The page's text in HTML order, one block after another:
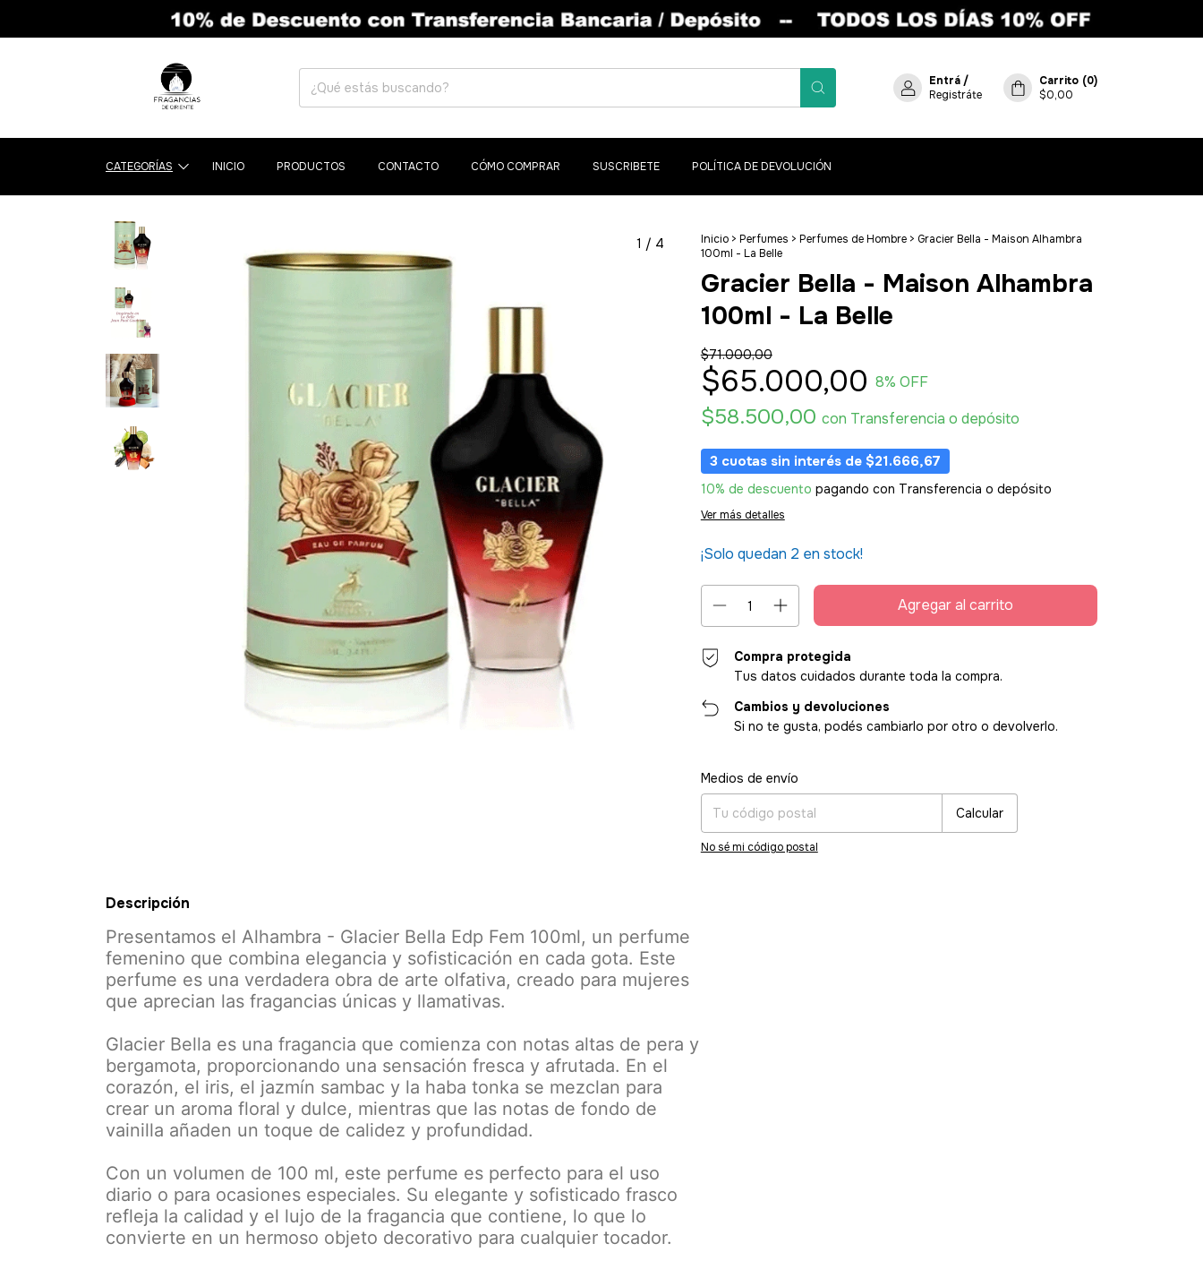
Entrá/
Registráte
Carrito (0)
$0,00
CATEGORÍAS INICIO PRODUCTOS CONTACTO CÓMO COMPRAR SUSCRIBETE POLÍTICA DE DEVOLUCIÓN
1 / 4 Inicio > Perfumes > Perfumes de Hombre > Gracier Bella - Maison Alhambra
100ml - La Belle
Gracier Bella - Maison Alhambra
100ml - La Belle
$71.000,00
$65.000,00 8% OFF
$58.500,00 con Transferencia o depósito
3 cuotas sin interés de $21.666,67
10% de descuento pagando con Transferencia o depósito
Ver más detalles
¡Solo quedan 2 en stock!
Compra protegida
Tus datos cuidados durante toda la compra.
Cambios y devoluciones
Si no te gusta, podés cambiarlo por otro o devolverlo.
Entregas para el CP:
Medios de envío
Calcular
No sé mi código postal
Descripción
Presentamos el Alhambra - Glacier Bella Edp Fem 100ml, un perfume
femenino que combina elegancia y sofisticación en cada gota. Este
perfume es una verdadera obra de arte olfativa, creado para mujeres
que aprecian las fragancias únicas y llamativas.
Glacier Bella es una fragancia que comienza con notas altas de pera y
bergamota, proporcionando una sensación fresca y afrutada. En el
corazón, el iris, el jazmín sambac y la haba tonka se mezclan para
crear un aroma floral y dulce, mientras que las notas de fondo de
vainilla añaden un toque de calidez y profundidad.
Con un volumen de 100 ml, este perfume es perfecto para el uso
diario o para ocasiones especiales. Su elegante y sofisticado frasco
refleja la calidad y el lujo de la fragancia que contiene, lo que lo
convierte en un hermoso objeto decorativo para cualquier tocador.